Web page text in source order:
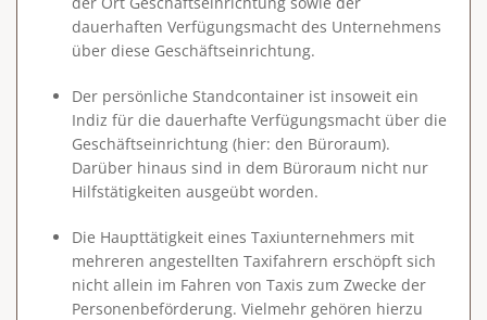
dauerhaften Verfügungsmacht des Unternehmens
über diese Geschäftseinrichtung.
Der persönliche Standcontainer ist insoweit ein
Indiz für die dauerhafte Verfügungsmacht über die
Geschäftseinrichtung (hier: den Büroraum).
Darüber hinaus sind in dem Büroraum nicht nur
Hilfstätigkeiten ausgeübt worden.
Die Haupttätigkeit eines Taxiunternehmers mit
mehreren angestellten Taxifahrern erschöpft sich
nicht allein im Fahren von Taxis zum Zwecke der
Personenbeförderung. Vielmehr gehören hierzu